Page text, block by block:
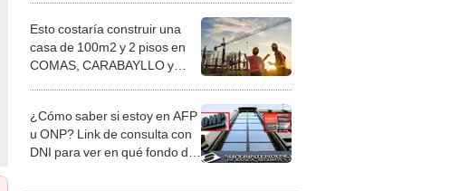
Esto costaría construir una
casa de 100m2 y 2 pisos en
COMAS, CARABAYLLO y
¿Cómo saber si estoy en AFP
u ONP? Link de consulta con
DNI para ver en qué fondo de